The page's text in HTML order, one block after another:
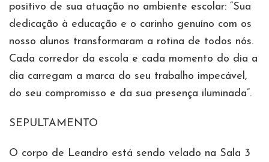
positivo de sua atuação no ambiente escolar: “Sua
dedicação à educação e o carinho genuíno com os
nosso alunos transformaram a rotina de todos nós.
Cada corredor da escola e cada momento do dia a
dia carregam a marca do seu trabalho impecável,
do seu compromisso e da sua presença iluminada”.
SEPULTAMENTO
O corpo de Leandro está sendo velado na Sala 3